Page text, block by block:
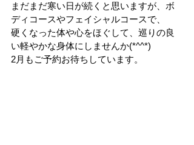
まだまだ寒い日が続くと思いますが、ボ
ディコースやフェイシャルコースで、
硬くなった体や心をほぐして、巡りの良
い軽やかな身体にしませんか(*^^*)
2月もご予約お待ちしています。